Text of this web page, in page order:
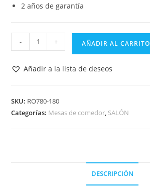
2 años de garantía
DE
COMEDOR
180x90
cm.
- + AÑADIR AL CARRITO
Añadir a la lista de deseos
SKU: RO780-180
Categorías: Mesas de comedor, SALÓN
DESCRIPCIÓN